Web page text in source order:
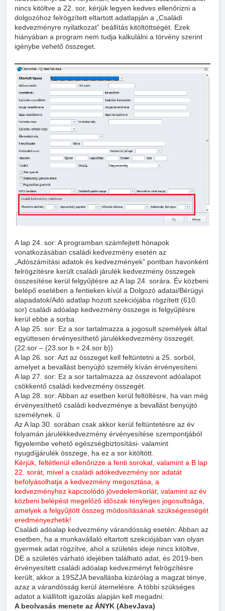
nincs kitöltve a 22. sor, kérjük legyen kedves ellenőrizni a
dolgozóhoz felrögzített eltartott adatlapján a „Családi
kedvezményre nyilatkozat” beállítás kitöltöttségét. Ezek
hiányában a program nem tudja kalkulálni a törvény szerint
igénybe vehető összeget.
A lap 24. sor: A programban számfejtett hónapok
vonatkozásában családi kedvezmény esetén az
„Adószámítási adatok és kedvezmények” pontban havonként
felrögzítésre került családi járulék kedvezmény összegek
összesítése kerül felgyűjtésre az A lap 24. sorára. Év közbeni
belépő esetében a fentieken kívül a Dolgozó adatai/Bérügyi
alapadatok/Adó adatlap hozott szekciójába rögzített (610.
sor) családi adóalap kedvezmény összege is felgyűjtésre
kerül ebbe a sorba.
A lap 25. sor: Ez a sor tartalmazza a jogosult személyek által
együttesen érvényesíthető járulékkedvezmény összegét.
(22.sor – (23.sor b + 24.sor b))
A lap 26. sor: Azt az összeget kell feltüntetni a 25. sorból,
amelyet a bevallást benyújtó személy kíván érvényesíteni.
A lap 27. sor: Ez a sor tartalmazza az összevont adóalapot
csökkentő családi kedvezmény összegét.
A lap 28. sor: Abban az esetben kerül feltöltésre, ha van még
érvényesíthető családi kedvezménye a bevallást benyújtó
személynek. ű
Az A lap 30. sorában csak akkor kerül feltüntetésre az év
folyamán járulékkedvezmény érvényesítése szempontjából
figyelembe vehető egészségbiztosítási- valamint
nyugdíjjárulék összege, ha ez a sor kitöltött.
Kérjük, feltétlenül ellenőrizze a fenti sorokat, valamint a B lap
22. sorát, mivel a családi adókedvezmény sor adatát
befolyásolhatja a kedvezmény megosztása, a
kedvezményhez kapcsolódó jövedelemkorlát, valamint az év
közbeni belépést megelőző időszak tényleges jogosultsága,
amelyek a felgyűjtött összeg módosításának szükségességét
eredményezhetik!
Családi adóalap kedvezmény várandósság esetén: Abban az
esetben, ha a munkavállaló eltartott szekciójában van olyan
gyermek adat rögzítve, ahol a születés ideje nincs kitöltve,
DE a születés várható idejében található adat, és 2019-ben
érvényesített családi adóalap kedvezményt felrögzítésre
került, akkor a 19SZJA bevallásba kizárólag a magzat ténye,
azaz a várandósság kerül átemelésre. A többi szükséges
adatot a kiállított igazolás alapján kell megadni:
A beolvasás menete az ÁNYK (AbevJava)